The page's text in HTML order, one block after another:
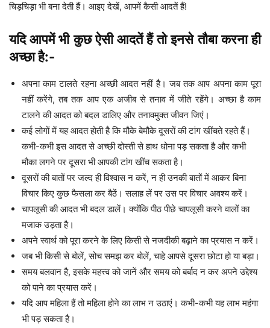
चिड़चिड़ा भी बना देती हैं। आइए देखें, आपमें कैसी आदतें हैं!
यदि आपमें भी कुछ ऐसी आदतें हैं तो इनसे तौबा करना ही
अच्छा है:-
अपना काम टालते रहना अच्छी आदत नहीं है। जब तक आप अपना काम पूरा
नहीं करेंगे, तब तक आप एक अजीब से तनाव में जीते रहेंगे। अच्छा है काम
टालने की आदत को बदल डालिए और तनावमुक्त जीवन जिएं।
कई लोगों में यह आदत होती है कि मौके बेमौके दूसरों की टांग खींचते रहते हैं।
कभी-कभी इस आदत से अच्छी दोस्ती से हाथ धोना पड़ सकता है और कभी
मौका लगने पर दूसरा भी आपकी टांग खींच सकता है।
दूसरों की बातों पर जल्द ही विश्वास न करें, न ही उनकी बातों में आकर बिना
विचार किए कुछ फैसला कर बैठें। सलाह लें पर उस पर विचार अवश्य करें।
चापलूसी की आदत भी बदल डालें। क्योंकि पीठ पीछे चापलूसी करने वालों का
मजाक उड़ता है।
अपने स्वार्थ को पूरा करने के लिए किसी से नजदीकी बढ़ाने का प्रयास न करें।
जब भी किसी से बोलें, सोच समझ कर बोलें, चाहे आपसे दूसरा छोटा हो या बड़ा।
समय बलवान है, इसके महत्त्व को जानें और समय को बर्बाद न कर अपने उद्देश्य
को पाने का प्रयास करें।
यदि आप महिला हैं तो महिला होने का लाभ न उठाएं। कभी-कभी यह लाभ महंगा
भी पड़ सकता है।